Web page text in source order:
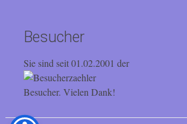
Besucher
Sie sind seit 01.02.2001 der
Besucher. Vielen Dank!